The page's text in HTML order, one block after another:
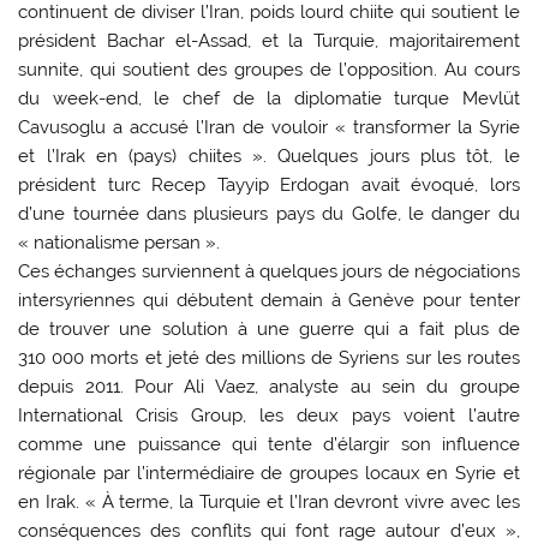
continuent de diviser l’Iran, poids lourd chiite qui soutient le
président Bachar el-Assad, et la Turquie, majoritairement
sunnite, qui soutient des groupes de l’opposition. Au cours
du week-end, le chef de la diplomatie turque Mevlüt
Cavusoglu a accusé l’Iran de vouloir « transformer la Syrie
et l’Irak en (pays) chiites ». Quelques jours plus tôt, le
président turc Recep Tayyip Erdogan avait évoqué, lors
d’une tournée dans plusieurs pays du Golfe, le danger du
« nationalisme persan ».
Ces échanges surviennent à quelques jours de négociations
intersyriennes qui débutent demain à Genève pour tenter
de trouver une solution à une guerre qui a fait plus de
310 000 morts et jeté des millions de Syriens sur les routes
depuis 2011. Pour Ali Vaez, analyste au sein du groupe
International Crisis Group, les deux pays voient l’autre
comme une puissance qui tente d’élargir son influence
régionale par l’intermédiaire de groupes locaux en Syrie et
en Irak. « À terme, la Turquie et l’Iran devront vivre avec les
conséquences des conflits qui font rage autour d’eux »,